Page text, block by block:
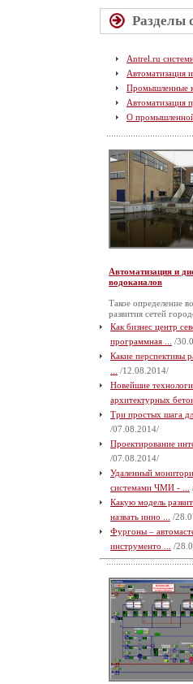
Разделы
Antrel.ru
Автоматизация
Промышленные
Автоматизация
О
Автоматизация и
водоканалов
Такое определение
развития сетей
Как бизнес центр
программная ...
/
Какие перспективы
/12.08.2014/
Новейшие
архитектурных
Три простых шага
/07.08.2014/
Проектирование
/07.08.2014/
Удаленный
системами ЧМИ - ...
Какую модель
назвать инно ...
/
Фургоны –
инструменто ...
/